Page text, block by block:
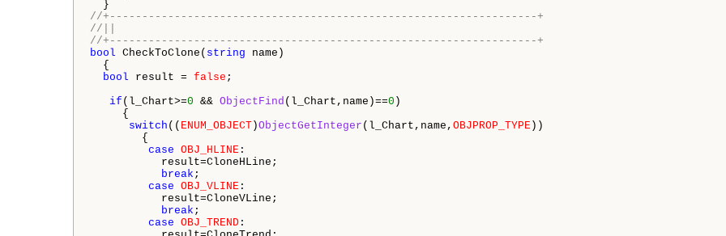
//+------------------------------------------------------------------+
//||
//+------------------------------------------------------------------+
bool CheckToClone( string name)
{
bool result = false ;
if (l_Chart>=0 && ObjectFind (l_Chart,name)==0 )
{
switch (( ENUM_OBJECT )ObjectGetInteger (l_Chart,name, OBJPROP_TYPE ))
{
case OBJ_HLINE :
result=CloneHLine;
break ;
case OBJ_VLINE :
result=CloneVLine;
break ;
case OBJ_TREND :